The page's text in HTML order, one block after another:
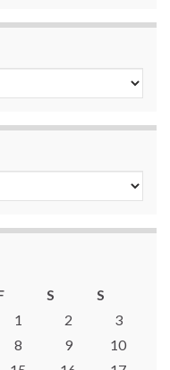
S
S
1
2
3
8 9
10